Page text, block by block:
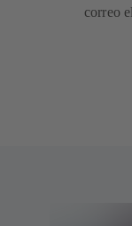
correo